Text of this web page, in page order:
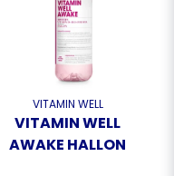
VITAMIN WELL
VITAMIN WELL
AWAKE HALLON